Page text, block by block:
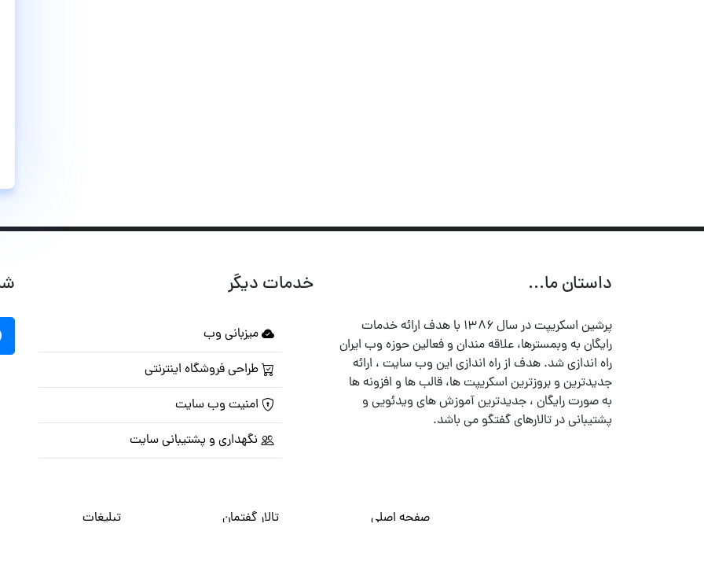
داستان ما...
پرشین اسکریپت در سال ۱۳۸۶ با هدف ارائه خدمات
رایگان به وبمسترها، علاقه مندان و فعالین حوزه وب ایران
راه اندازی شد. هدف از راه اندازی این وب سایت ، ارائه
جدیدترین و بروزترین اسکریپت ها، قالب ها و افزونه ها
به صورت رایگان ، جدیدترین آموزش های ویدئویی و
پشتیبانی در تالارهای گفتگو می باشد.
خدمات دیگر
میزبانی وب
طراحی فروشگاه اینترنتی
امنیت وب سایت
نگهداری و پشتیبانی سایت
صفحه اصلی تالار گفتمان تبلیغات